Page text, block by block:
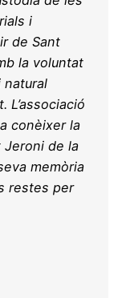
i
de Sant
la voluntat
natural
L’associació
conèixer la
Jeroni de la
memòria
restes per